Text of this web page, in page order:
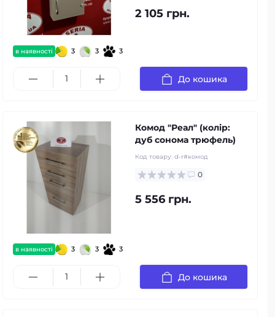
в наявності 3 3 3
2 105 грн.
До кошика
в наявності 3 3 3
Комод "Реал" (колір:
дуб сонома трюфель)
Код товару: d-r#комод
0
5 556 грн.
До кошика